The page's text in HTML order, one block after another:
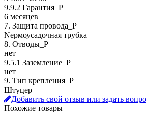
9.9.2 Гарантия_Р
6 месяцев
7. Защита провода_P
Nермоусадочная трубка
8. Отводы_P
нет
9.5.1 Заземление_P
нет
9. Тип крепления_Р
Штуцер
Добавить свой отзыв или задать
Похожие товары